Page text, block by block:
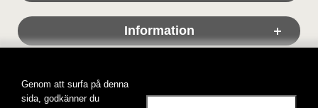
Genom att surfa på denna
sida, godkänner du
Information